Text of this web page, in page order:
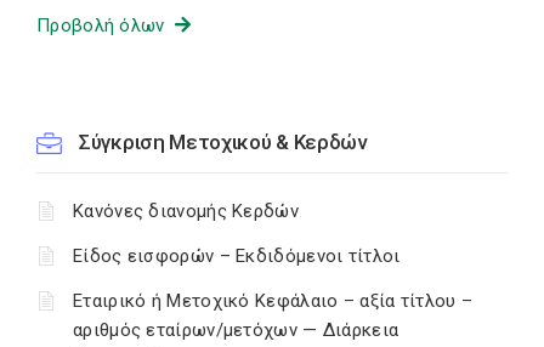
Προβολή όλων
Σύγκριση Μετοχικού & Κερδών
Κανόνες διανομής Κερδών
Είδος εισφορών – Εκδιδόμενοι τίτλοι
Εταιρικό ή Μετοχικό Κεφάλαιο – αξία τίτλου –
αριθμός εταίρων/μετόχων — Διάρκεια